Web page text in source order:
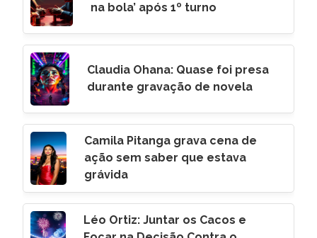
na bola’ após 1º turno
Claudia Ohana: Quase foi presa
durante gravação de novela
Camila Pitanga grava cena de
ação sem saber que estava
grávida
Léo Ortiz: Juntar os Cacos e